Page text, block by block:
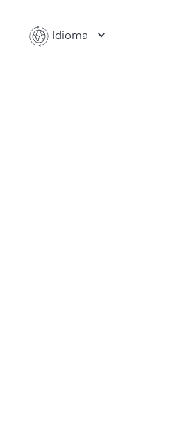
Idioma